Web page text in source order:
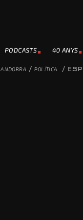
PODCASTS 40 ANYS
ANDORRA / POLÍTICA /